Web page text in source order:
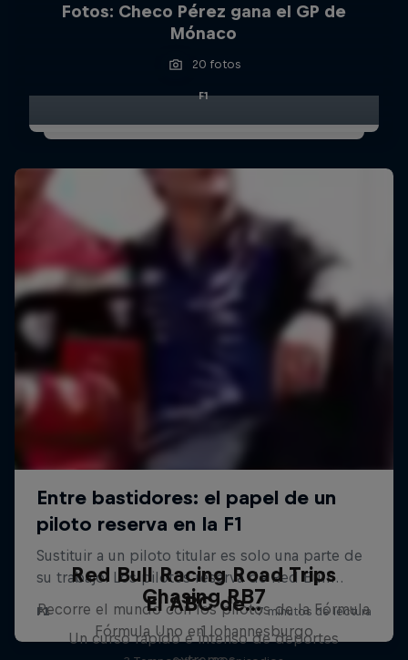
Fotos: Checo Pérez gana el GP de
Mónaco
20 fotos
F1
Chasing RB7
Fórmula Uno en Johannesburgo
Red Bull Racing Road Trips
Recorre el mundo con los pilotos de la Fórmula
1
El ABC de...
Un curso rápido e intenso de deportes